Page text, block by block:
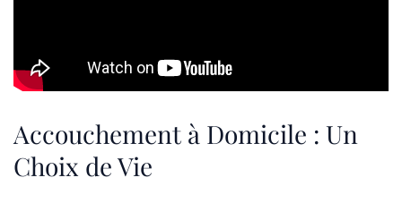
Accouchement à Domicile : Un
Choix de Vie